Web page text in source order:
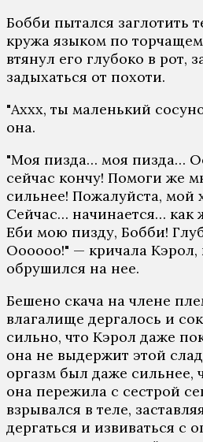
Бобби пытался заглотить
кружа языком по
втянул его глубоко в рот,
задыхаться от похоти.
"Аххх, ты маленький
она.
"Моя пизда… моя пизда…
сейчас кончу! Помоги же
сильнее! Пожалуйста,
Сейчас… начинается… как
Еби мою пизду, Бобби!
Оооооо!" — кричала Кэрол,
обрушился на нее.
Бешено скача на члене
влагалище дергалось и
сильно, что Кэрол даже
она не выдержит этой
оргазм был даже сильнее,
она пережила с сестрой
взрывался в теле,
дергаться и извиваться с